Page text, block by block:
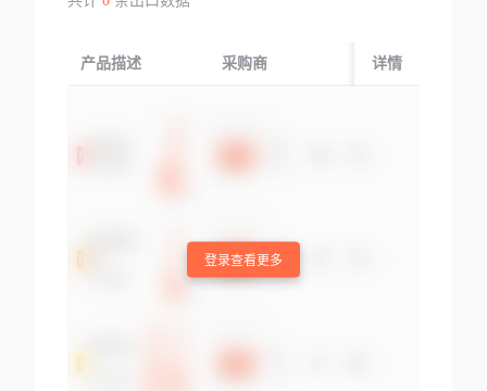
产品描述 采购商 起运国/地区
详情
登录查看更多